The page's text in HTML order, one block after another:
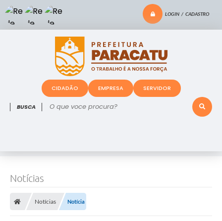
LOGIN / CADASTRO
O que voce procura?
CIDADÃO EMPRESA SERVIDOR
Notícias
Notícias Notícia